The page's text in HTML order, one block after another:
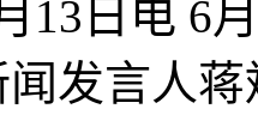
13日电 6
发言人